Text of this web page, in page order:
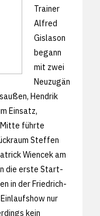
Trainer
Alfred
Gislason
begann
mit zwei
Neuzugän
Hendrik
Einsatz,
führte
Steffen
Wiencek am
die erste Start-
in der Friedrich-
nur
kein